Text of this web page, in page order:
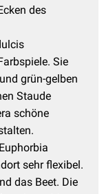
des
Sie
grün-gelben
Staude
schöne
Euphorbia
sehr flexibel.
das Beet. Die